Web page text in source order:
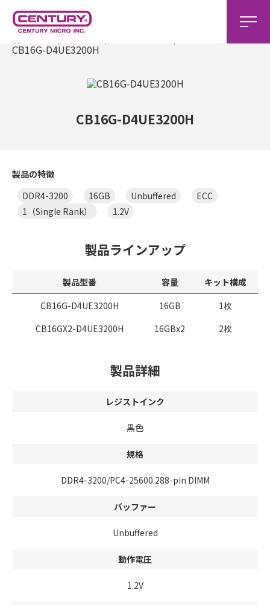
CB16G-D4UE3200H
CB16G-D4UE3200H
製品の特徴
DDR4-3200
16GB Unbuffered
ECC
1（Single Rank）
1.2V
製品ラインアップ
製品型番 容量
キット構成
CB16G-D4UE3200H
16GB
1枚
CB16GX2-D4UE3200H
16GBx2 2枚
製品詳細
レジストインク
黒色
規格
DDR4-3200/PC4-25600 288-pin DIMM
バッファー
Unbuffered
動作電圧
1.2V